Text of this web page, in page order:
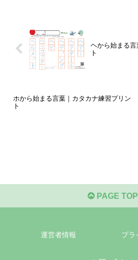
ヘから始まる
ト
ホから始まる言葉｜カタカナ練習プリン
ト
PAGE TOP
運営者情報
プラ